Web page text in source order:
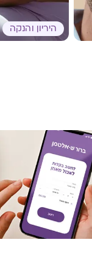
היריון והנקה